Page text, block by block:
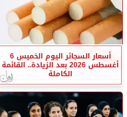
أسعار السجائر اليوم الخميس 6
أغسطس 2026 بعد الزيادة.. القائمة
الكاملة